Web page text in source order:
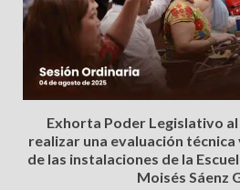
Exhorta Poder Legislativo al
realizar una evaluación
de las instalaciones de la
Moisés Sáenz